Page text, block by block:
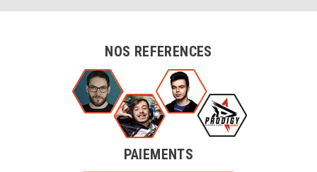
NOS REFERENCES
PAIEMENTS